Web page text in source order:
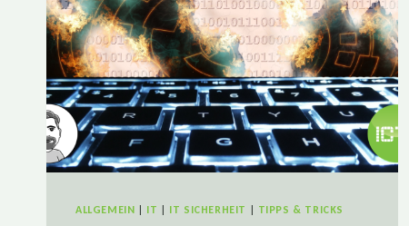
ALLGEMEIN IT IT SICHERHEIT TIPPS & TRICKS